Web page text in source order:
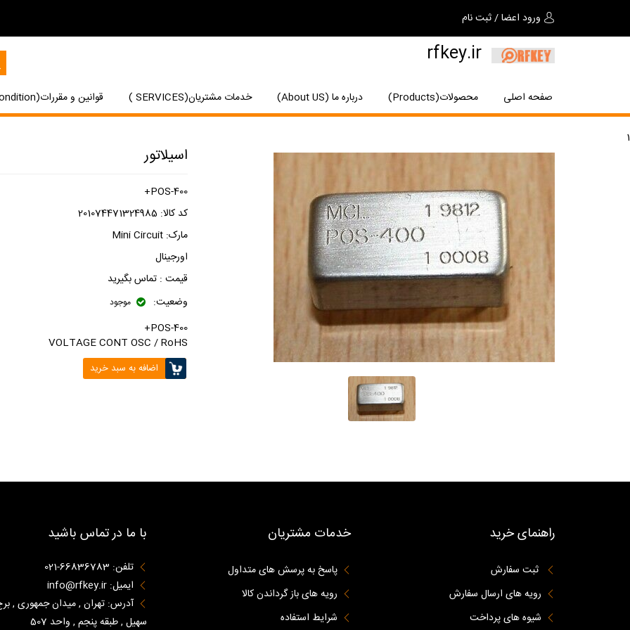
ورود اعضا/ثبت نام
rfkey.ir
صفحه اصلی محصولات(Products) درباره ما (About US) خدمات مشتریان(SERVICES ) قوانین و مقررات(Terms and Condition)
1
اسیلاتور
POS-400+
کد کالا: 201074471324985
مارک: Mini Circuit
اورجینال
قیمت : تماس بگیرید
وضعیت:
موجود
POS-400+
VOLTAGE CONT OSC / RoHS
اضافه به سبد خرید
راهنمای خرید
ثبت سفارش
رویه های ارسال سفارش
شیوه های پرداخت
خدمات مشتریان
پاسخ به پرسش های متداول
رویه های باز گرداندن کالا
شرایط استفاده
با ما در تماس باشید
تلفن: 66836783-021
ایمیل: info@rfkey.ir
آدرس: تهران , میدان جمهوری ,
سهیل , طبقه پنجم , واحد 507